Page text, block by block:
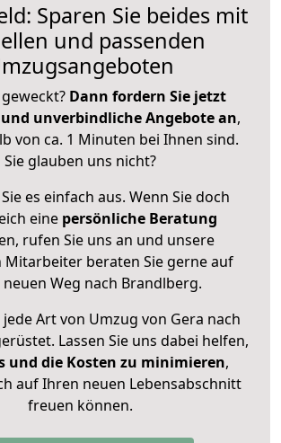
Sparen Sie beides mit
und passenden
Dann fordern Sie jetzt
unverbindliche Angebote an,
von ca. 1 Minuten bei Ihnen sind.
Sie glauben uns nicht?
es einfach aus. Wenn Sie doch
eine persönliche Beratung
rufen Sie uns an und unsere
Mitarbeiter beraten Sie gerne auf
Weg nach Brandlberg.
Art von Umzug von Gera nach
Lassen Sie uns dabei helfen,
und die Kosten zu minimieren,
auf Ihren neuen Lebensabschnitt
freuen können.